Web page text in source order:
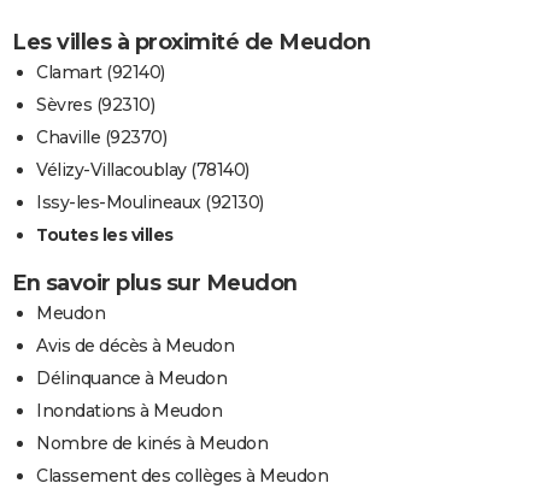
Les villes à proximité de Meudon
Clamart (92140)
Sèvres (92310)
Chaville (92370)
Vélizy-Villacoublay (78140)
Issy-les-Moulineaux (92130)
Toutes les villes
En savoir plus sur Meudon
Meudon
Avis de décès à Meudon
Délinquance à Meudon
Inondations à Meudon
Nombre de kinés à Meudon
Classement des collèges à Meudon